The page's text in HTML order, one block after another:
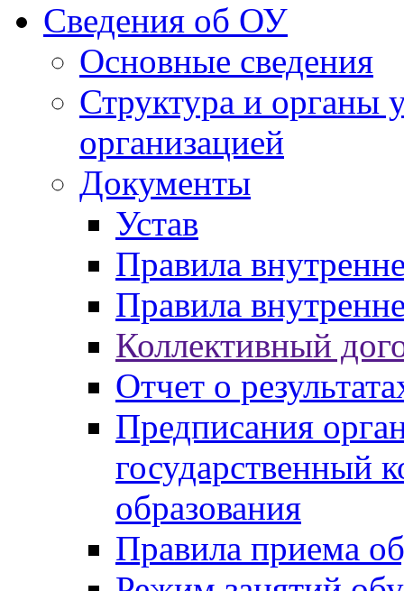
Сведения об ОУ
Основные сведения
Структура и органы
организацией
Документы
Устав
Правила
Правила
Коллективный
Отчет о
Предписания
государственный
образования
Правила приема